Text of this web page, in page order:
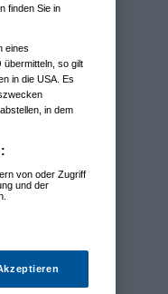
finden Sie in
eines
übermitteln, so gilt
in die USA. Es
in dem
von oder Zugriff
und der